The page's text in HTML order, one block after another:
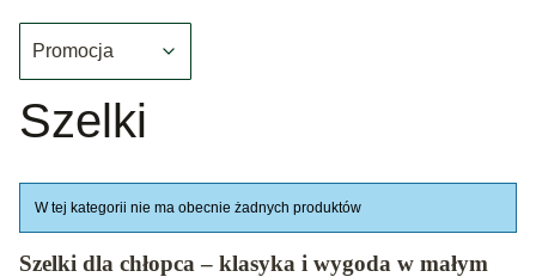
Promocja
Koniec filtrów
Szelki
Lista produktów
W tej kategorii nie ma obecnie żadnych produktów
Szelki dla chłopca – klasyka i wygoda w małym